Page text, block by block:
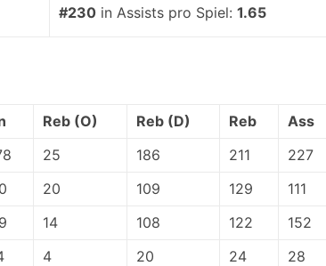
#230 in Assists pro Spiel: 1.65
Reb (O) Reb (D) Reb Ass
25 186 211 227
20 109 129 111
14 108 122 152
4 20 24 28